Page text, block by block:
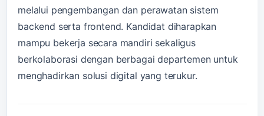
melalui pengembangan dan perawatan sistem
backend serta frontend. Kandidat diharapkan
mampu bekerja secara mandiri sekaligus
berkolaborasi dengan berbagai departemen untuk
menghadirkan solusi digital yang terukur.